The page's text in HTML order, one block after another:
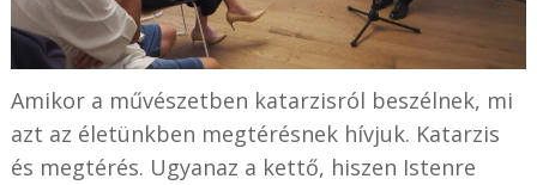
Amikor a művészetben katarzisról beszélnek, mi
azt az életünkben megtérésnek hívjuk. Katarzis
és megtérés. Ugyanaz a kettő, hiszen Istenre